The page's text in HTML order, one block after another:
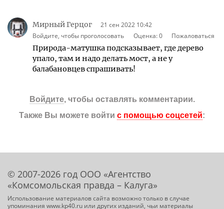
Мирный Герцог
21 сен 2022 10:42
Войдите, чтобы проголосовать
Оценка:0 Пожаловаться
Природа-матушка подсказывает, где дерево
упало, там и надо делать мост, а не у
балабановцев спрашивать!
Войдите, чтобы оставлять комментарии.
Также Вы можете войти с помощью соцсетей:
© 2007-2026 год ООО «Агентство
«Комсомольская правда – Калуга»
Использование материалов сайта возможно только в случае
упоминания www.kp40.ru или других изданий, чьи материалы